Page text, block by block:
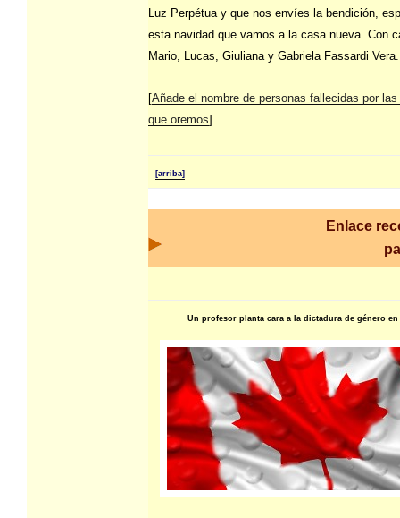
Luz Perpétua y que nos envíes la bendición,
esta navidad que vamos a la casa nueva. Con
Mario, Lucas, Giuliana y Gabriela Fassardi Vera.
[Añade el nombre de personas fallecidas por
que oremos]
[arriba]
Enlace
Un profesor planta cara a la dictadura de género en